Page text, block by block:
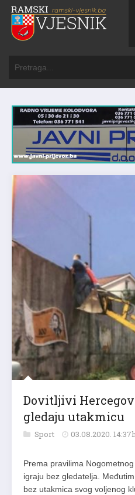
Dovitljivi
gledaju utakmicu
Sport 03.08.2020.
Prema pravilima
igraju bez gledatelja.
bez utakmica svog voljenog